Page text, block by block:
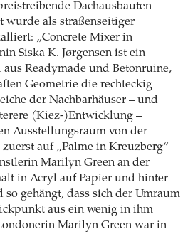
Dachausbauten
wurde als straßenseitiger
„Concrete Mixer in
Siska K. Jørgensen ist ein
Readymade und Betonruine,
Geometrie die rechteckig
der Nachbarhäuser – und
(Kiez-)Entwicklung –
Ausstellungsraum von der
auf „Palme in Kreuzberg“
Marilyn Green an der
in Acryl auf Papier und hinter
so gehängt, dass sich der Umraum
aus ein wenig in ihm
Marilyn Green war in